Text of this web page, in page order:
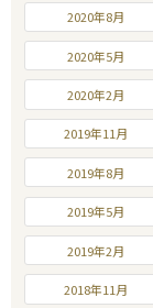
2020年8月
2020年5月
2020年2月
2019年11月
2019年8月
2019年5月
2019年2月
2018年11月